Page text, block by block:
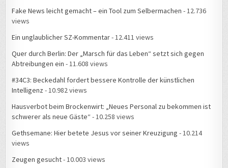
Fake News leicht gemacht – ein Tool zum Selbermachen - 12.736
views
Ein unglaublicher SZ-Kommentar- 12.411 views
Quer durch Berlin: Der „Marsch für das Leben“ setzt sich gegen
Abtreibungen ein - 11.608 views
#34C3: Beckedahl fordert bessere Kontrolle der künstlichen
Intelligenz - 10.982 views
Hausverbot beim Brockenwirt: „Neues Personal zu bekommen ist
schwerer als neue Gäste“ - 10.258 views
Gethsemane: Hier betete Jesus vor seiner Kreuzigung - 10.214
views
Zeugen gesucht- 10.003 views